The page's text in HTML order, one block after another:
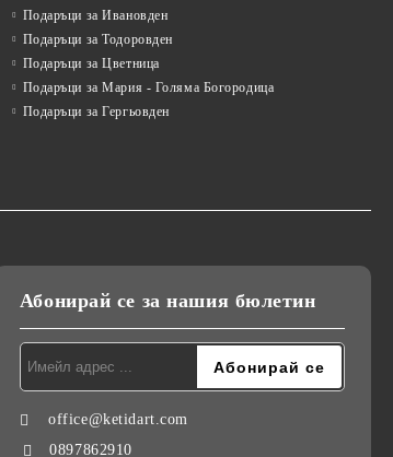
Подаръци за Ивановден
Подаръци за Тодоровден
Подаръци за Цветница
Подаръци за Мария - Голяма Богородица
Подаръци за Гергьовден
Абонирай се за нашия бюлетин
office@ketidart.com
0897862910